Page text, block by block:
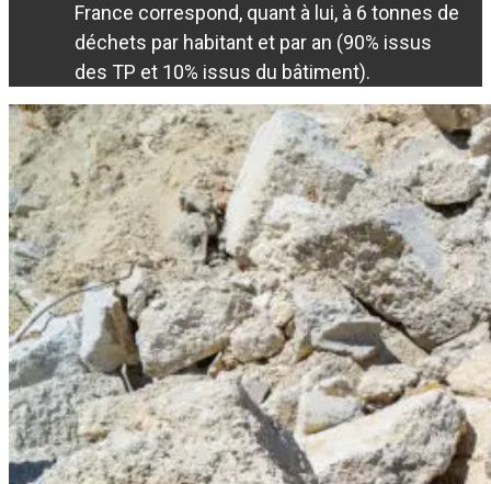
France correspond, quant à lui, à 6 tonnes de
déchets par habitant et par an (90% issus
des TP et 10% issus du bâtiment).